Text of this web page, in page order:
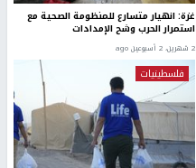
غزة: انهيار متسارع للمنظومة الصحية مع
استمرار الحرب وشح الإمدادات
2 شهرين، 2 أسبوعين ago
فلسطينيات